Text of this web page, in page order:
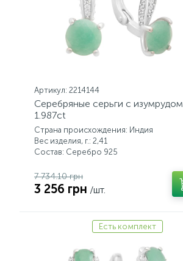
Артикул: 2214144
Серебряные серьги с изумрудом
1.987ct
Страна происхождения: Индия
Вес изделия, г.: 2,41
Состав: Серебро 925
7 734.10 грн
3 256 грн /шт.
Есть комплект